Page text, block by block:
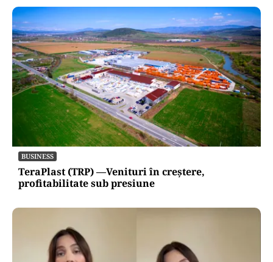
BUSINESS
TeraPlast (TRP) —Venituri în creștere,
profitabilitate sub presiune